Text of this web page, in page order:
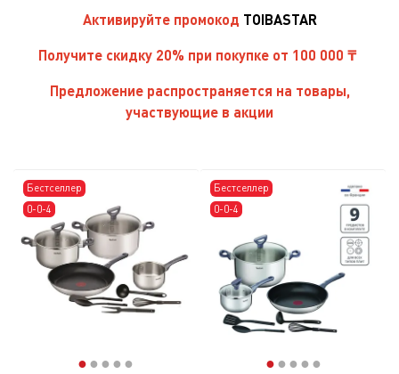
Активируйте промокод TOIBASTAR
Получите скидку 20% при покупке от 100 000 ₸
Предложение распространяется на товары,
участвующие в акции
Бестселлер
0-0-4
●● ● ● ●
Бестселлер
0-0-4
●● ● ● ●